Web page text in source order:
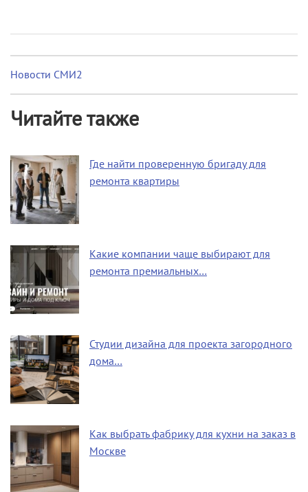
Новости СМИ2
Читайте также
Где найти проверенную бригаду для
ремонта квартиры
Какие компании чаще выбирают для
ремонта премиальных…
Студии дизайна для проекта загородного
дома…
Как выбрать фабрику для кухни на заказ в
Москве